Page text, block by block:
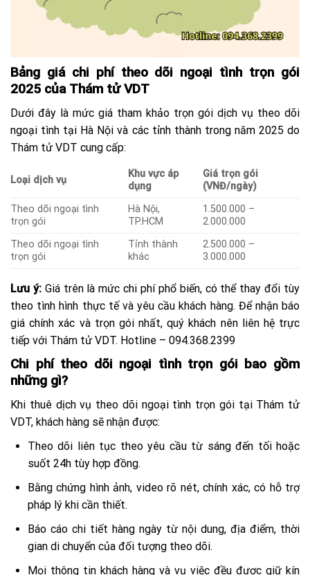
Bảng giá chi phí theo dõi ngoại tình trọn gói
2025 của Thám tử VDT
Dưới đây là mức giá tham khảo trọn gói dịch vụ theo dõi
ngoại tình tại Hà Nội và các tỉnh thành trong năm 2025 do
Thám tử VDT cung cấp:
Loại dịch vụ
Khu vực áp
dụng
Giá trọn gói
(VNĐ/ngày)
Theo dõi ngoại tình
trọn gói
Hà Nội,
TP.HCM
1.500.000 –
2.000.000
Theo dõi ngoại tình
trọn gói
Tỉnh thành
khác
2.500.000 –
3.000.000
Lưu ý:Giá trên là mức chi phí phổ biến, có thể thay đổi tùy
theo tình hình thực tế và yêu cầu khách hàng. Để nhận báo
giá chính xác và trọn gói nhất, quý khách nên liên hệ trực
tiếp với Thám tử VDT. Hotline – 094.368.2399
Chi phí theo dõi ngoại tình trọn gói bao gồm
những gì?
Khi thuê dịch vụ theo dõi ngoại tình trọn gói tại Thám tử
VDT, khách hàng sẽ nhận được:
Theo dõi liên tục theo yêu cầu từ sáng đến tối hoặc
suốt 24h tùy hợp đồng.
Bằng chứng hình ảnh, video rõ nét, chính xác, có hỗ trợ
pháp lý khi cần thiết.
Báo cáo chi tiết hàng ngày từ nội dung, địa điểm, thời
gian di chuyển của đối tượng theo dõi.
Mọi thông tin khách hàng và vụ việc đều được giữ kín